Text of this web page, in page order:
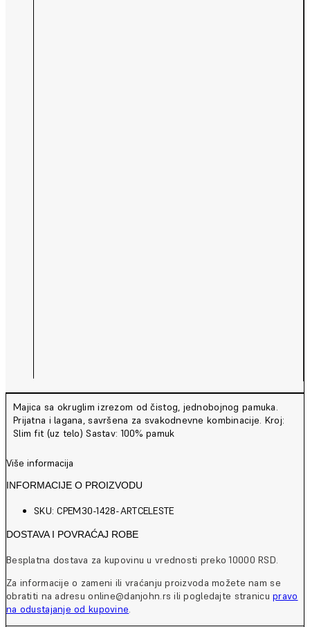
Majica sa okruglim izrezom od čistog, jednobojnog pamuka.
Prijatna i lagana, savršena za svakodnevne kombinacije. Kroj:
Slim fit (uz telo) Sastav: 100% pamuk
Više informacija
INFORMACIJE O PROIZVODU
SKU: CPEM30-1428-ARTCELESTE
DOSTAVA I POVRAĆAJ ROBE
Besplatna dostava za kupovinu u vrednosti preko 10000 RSD.
Za informacije o zameni ili vraćanju proizvoda možete nam se
obratiti na adresu online@danjohn.rs ili pogledajte stranicupravo
na odustajanje od kupovine.